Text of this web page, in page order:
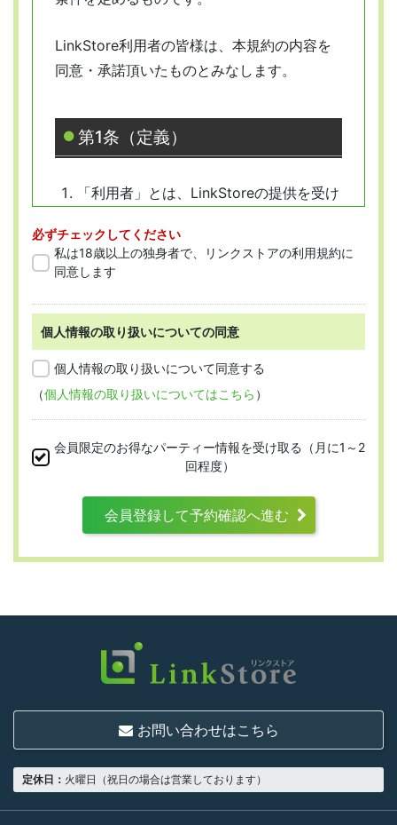
LinkStore利用者の皆様は、本規約の内容を
同意・承諾頂いたものとみなします。
第1条（定義）
「利用者」とは、LinkStoreの提供を受け
「会員」とは、本規約に従って会員登録
をした人を指します。
第2条 （適用範囲）
本規約は、すべての会員に適用され、登録手
ります。
第3条 （利用資格）
いものとします。
18歳以上の独身者であること
男性は収入があること
当社の指定する環境でサービスを利用で
必ずチェックしてください
私は18歳以上の独身者で、リンクストアの利用規約に
同意します
個人情報の取り扱いについての同意
個人情報の取り扱いについて同意する
（個人情報の取り扱いについてはこちら ）
会員限定のお得なパーティー情報を受け取る（月に1～2
回程度）
会員登録して予約確認へ進む
お問い合わせはこちら
定休日： 火曜日（祝日の場合は営業しております）